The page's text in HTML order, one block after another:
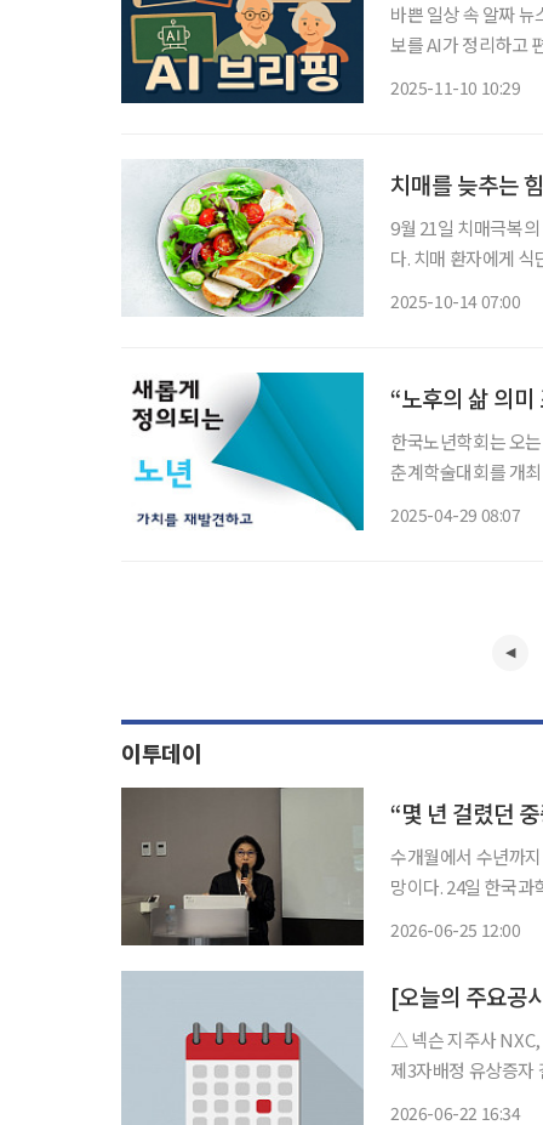
바쁜 일상 속 알짜
보를 AI가 정리하고 편집국 기자
2025-11-10 10:29
치매를 늦추는
9월 21일 치매극복
다. 치매 환자에게 식단은 단순히 ‘먹는 것’ 이상의 의미를 가진다. 치매 환자는 흔히 편식, 과
2025-10-14 07:00
“노후의 삶 의
한국노년학회는 오
춘계학술대회를 개최한다. 이번 학술대회는 주제는 ‘새롭게 정의되는
2025-04-29 08:07
이투데이
“몇 년 걸렸던
수개월에서 수년까
망이다. 24일 한국과학기자협회와 국립보건연구원은 서울 종로구 HJ 비즈니스센터에서 ‘중
2026-06-25 12:00
[오늘의 주요공
△ 넥슨 지주사 NXC, 유럽 투
제3자배정 유상증자 결정 △ 태광산업 컨소시엄, 케이조선 인수 무산…매
2026-06-22 16:34